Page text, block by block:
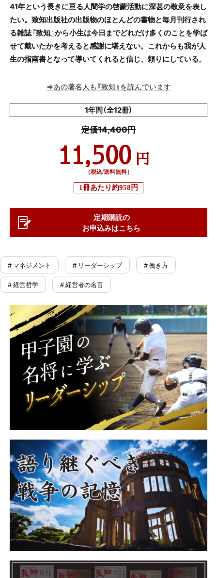
41年という長きに亘る人間学の啓蒙活動に深甚の敬意を表し
たい。致知出版社の出版物のほとんどの書物と毎月刊行され
る雑誌『致知』から小生は今日までどれだけ多くのことを学ば
せて戴いたかを考えると感謝に堪えない。これからも我が人
生の指南書となって導いてくれると信じ、頼りにしている。
⇒あの著名人も『致知』を読んでいます
1年間（全12冊）
定価14,400円
11,500 円
（税込/送料無料）
1冊あたり約958円
定期購読の
お申込みはこちら
# マネジメント # リーダーシップ # 働き方
# 経営哲学 # 経営者の名言